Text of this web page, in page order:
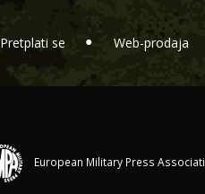
Pretplati se Web-prodaja
European Military Press